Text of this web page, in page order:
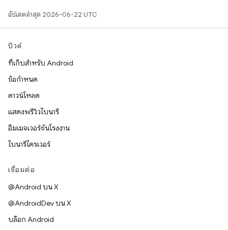
อัปเดตล่าสุด 2026-06-22 UTC
บิวด์
ที่เก็บสำหรับ Android
ข้อกำหนด
ดาวน์โหลด
แสดงพรีวิวไบนารี
อิมเมจเวอร์ชันโรงงาน
ไบนารีไดรเวอร์
เชื่อมต่อ
@Android บน X
@AndroidDev บน X
บล็อก Android